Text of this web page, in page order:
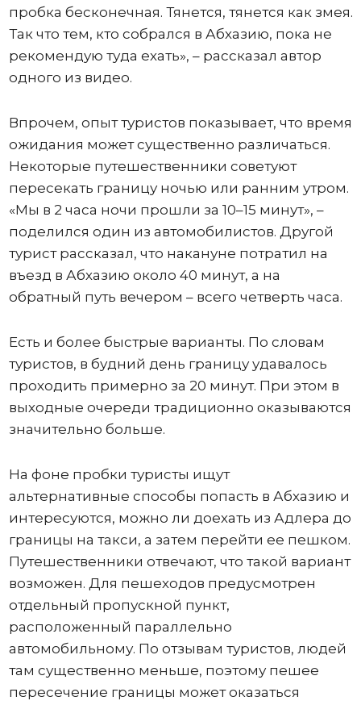
пробка бесконечная. Тянется, тянется как змея.
Так что тем, кто собрался в Абхазию, пока не
рекомендую туда ехать», – рассказал автор
одного из видео.
Впрочем, опыт туристов показывает, что время
ожидания может существенно различаться.
Некоторые путешественники советуют
пересекать границу ночью или ранним утром.
«Мы в 2 часа ночи прошли за 10–15 минут», –
поделился один из автомобилистов. Другой
турист рассказал, что накануне потратил на
въезд в Абхазию около 40 минут, а на
обратный путь вечером – всего четверть часа.
Есть и более быстрые варианты. По словам
туристов, в будний день границу удавалось
проходить примерно за 20 минут. При этом в
выходные очереди традиционно оказываются
значительно больше.
На фоне пробки туристы ищут
альтернативные способы попасть в Абхазию и
интересуются, можно ли доехать из Адлера до
границы на такси, а затем перейти ее пешком.
Путешественники отвечают, что такой вариант
возможен. Для пешеходов предусмотрен
отдельный пропускной пункт,
расположенный параллельно
автомобильному. По отзывам туристов, людей
там существенно меньше, поэтому пешее
пересечение границы может оказаться